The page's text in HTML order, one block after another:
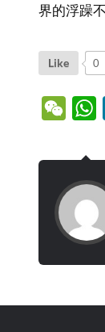
界的浮躁
Like 0